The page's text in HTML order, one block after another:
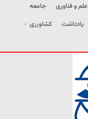
علم و فناوری
جامعه
یادداشت
کشاورزی